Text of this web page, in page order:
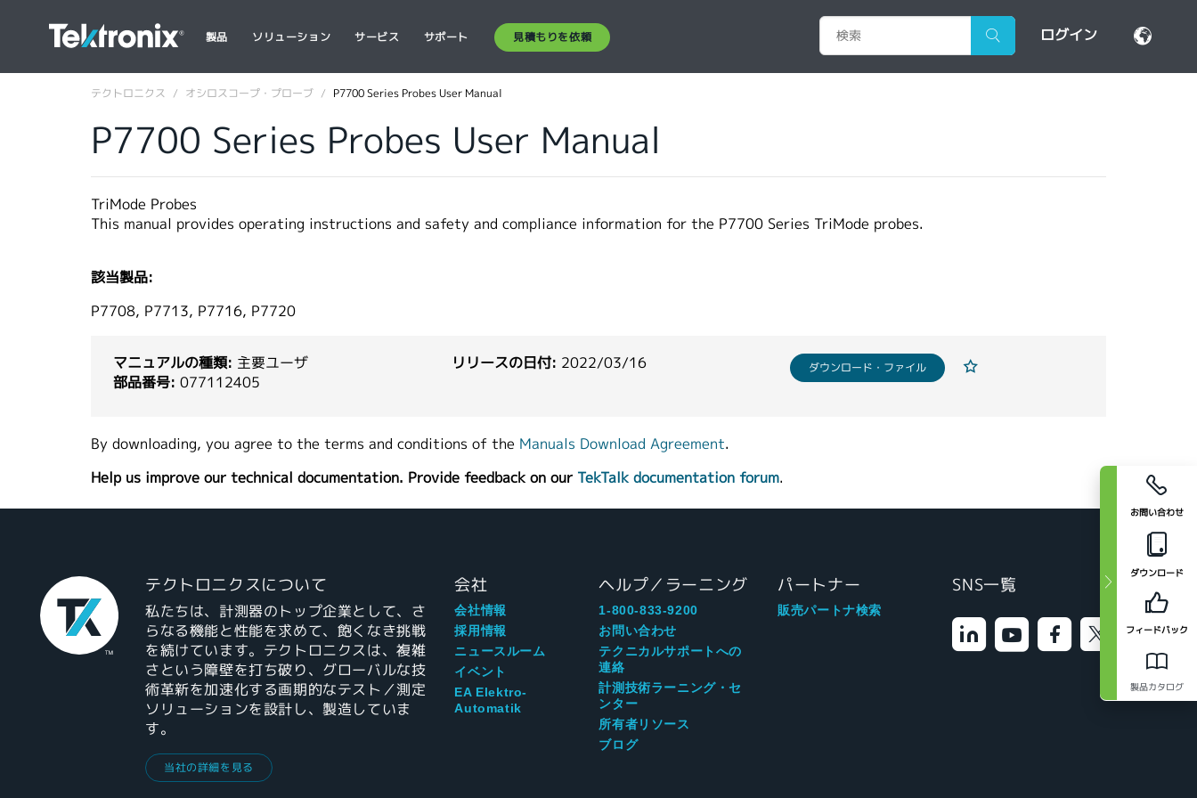
製品 ソリューション サービス サポート 見積もりを依頼 ログイン
お問い合わせ
ダウンロード
フィードバック
製品カタログ
テクトロニクス オシロスコープ・プローブ P7700 Series Probes User Manual
P7700 Series Probes User Manual
TriMode Probes
This manual provides operating instructions and safety and compliance information for the P7700 Series TriMode probes.
該当製品:
P7708, P7713, P7716, P7720
マニュアルの種類: 主要ユーザ
部品番号: 077112405
リリースの日付: 2022/03/16 ダウンロード・ファイル
By downloading, you agree to the terms and conditions of the Manuals Download Agreement.
Help us improve our technical documentation. Provide feedback on our TekTalk documentation forum.
テクトロニクスについて
私たちは、計測器のトップ企業として、さ
らなる機能と性能を求めて、飽くなき挑戦
を続けています。テクトロニクスは、複雑
さという障壁を打ち破り、グローバルな技
術革新を加速化する画期的なテスト／測定
ソリューションを設計し、製造していま
す。
当社の詳細を見る
会社
会社情報
採用情報
ニュースルーム
イベント
EA Elektro-
Automatik
ヘルプ／ラーニング
1-800-833-9200
お問い合わせ
テクニカルサポートへの
連絡
計測技術ラーニング・セ
ンター
所有者リソース
ブログ
パートナー
販売パートナ検索
SNS一覧